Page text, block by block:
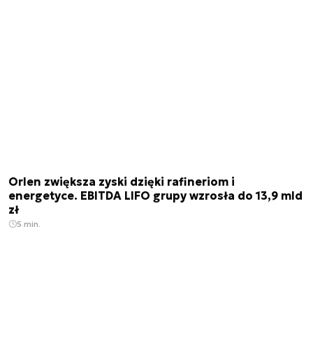
Orlen zwiększa zyski dzięki rafineriom i
energetyce. EBITDA LIFO grupy wzrosła do 13,9 mld
zł
5 min.